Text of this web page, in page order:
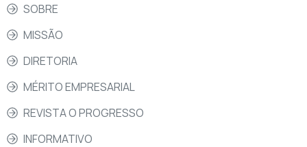
SOBRE
MISSÃO
DIRETORIA
MÉRITO EMPRESARIAL
REVISTA O PROGRESSO
INFORMATIVO